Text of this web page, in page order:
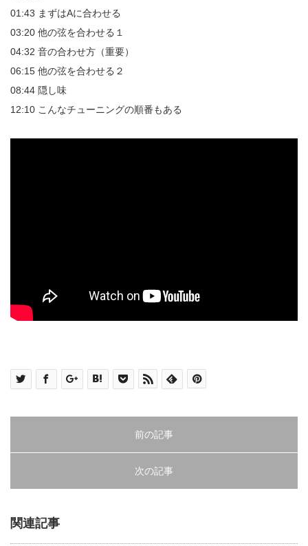
01:43 まずはAに合わせる
03:20 他の弦を合わせる１
04:32 音の合わせ方（重要）
06:15 他の弦を合わせる２
08:44 隠し味
12:10 こんなチューニングの順番もある
前の記事
次の記事
関連記事